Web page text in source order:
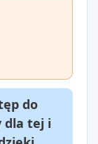
do
dla tej i